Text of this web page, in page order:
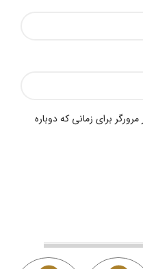
برای زمانی که دوباره